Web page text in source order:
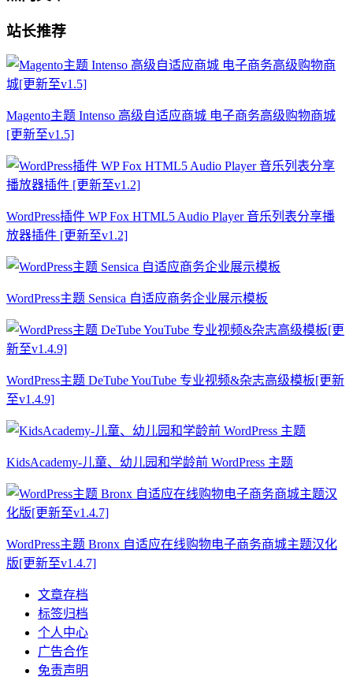
站长推荐
Magento主题 Intenso 高级自适应商城 电子商务高级购物商城
[更新至v1.5]
WordPress插件 WP Fox HTML5 Audio Player 音乐列表分享播
放器插件 [更新至v1.2]
WordPress主题 Sensica 自适应商务企业展示模板
WordPress主题 DeTube YouTube 专业视频&杂志高级模板[更新
至v1.4.9]
KidsAcademy-儿童、幼儿园和学龄前 WordPress 主题
WordPress主题 Bronx 自适应在线购物电子商务商城主题汉化
版[更新至v1.4.7]
文章存档
标签归档
个人中心
广告合作
免责声明